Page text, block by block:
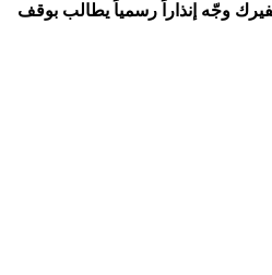
وجّه إنذاراً رسمياً يطالب بوقف